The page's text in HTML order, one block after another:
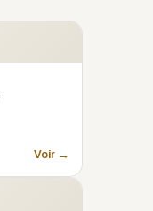
Voir →